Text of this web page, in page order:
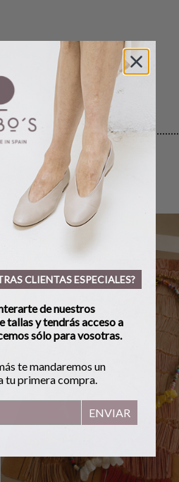
CLIENTAS ESPECIALES?
de nuestros
tallas y tendrás acceso a
sólo para vosotras.
te mandaremos un
tu primera compra.
ENVIAR